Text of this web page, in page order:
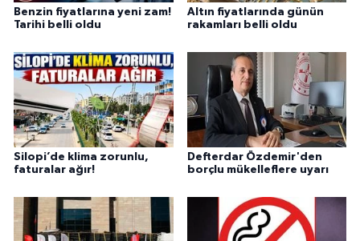
Benzin fiyatlarına yeni zam!
Tarihi belli oldu
Altın fiyatlarında günün
rakamları belli oldu
Silopi’de klima zorunlu,
faturalar ağır!
Defterdar Özdemir'den
borçlu mükelleflere uyarı